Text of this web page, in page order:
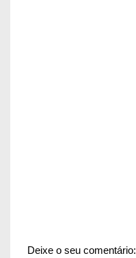
Deixe o seu comentário: